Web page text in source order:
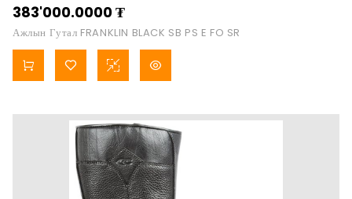
383'000.0000₮
Ажлын Гутал FRANKLIN BLACK SB PS E FO SR